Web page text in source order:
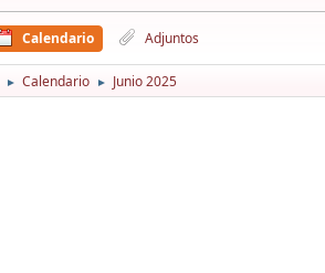
Calendario Adjuntos
► Calendario ► Junio 2025